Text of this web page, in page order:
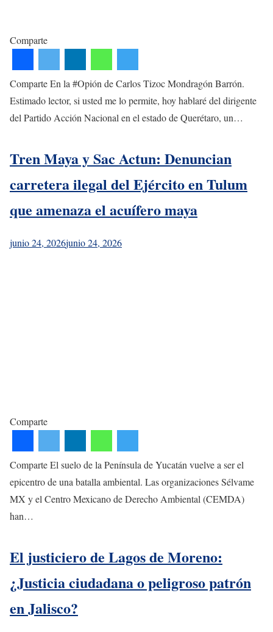
Comparte
Comparte En la #Opión de Carlos Tizoc Mondragón Barrón.
Estimado lector, si usted me lo permite, hoy hablaré del dirigente
del Partido Acción Nacional en el estado de Querétaro, un…
Tren Maya y Sac Actun: Denuncian
carretera ilegal del Ejército en Tulum
que amenaza el acuífero maya
junio 24, 2026junio 24, 2026
Comparte
Comparte El suelo de la Península de Yucatán vuelve a ser el
epicentro de una batalla ambiental. Las organizaciones Sélvame
MX y el Centro Mexicano de Derecho Ambiental (CEMDA)
han…
El justiciero de Lagos de Moreno:
¿Justicia ciudadana o peligroso patrón
en Jalisco?